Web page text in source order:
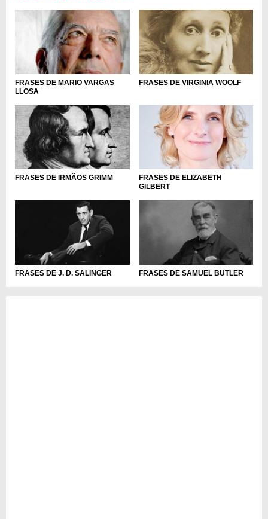
FRASES DE MARIO VARGAS
LLOSA
FRASES DE VIRGINIA WOOLF
FRASES DE IRMÃOS GRIMM
FRASES DE ELIZABETH
GILBERT
FRASES DE J. D. SALINGER FRASES DE SAMUEL BUTLER